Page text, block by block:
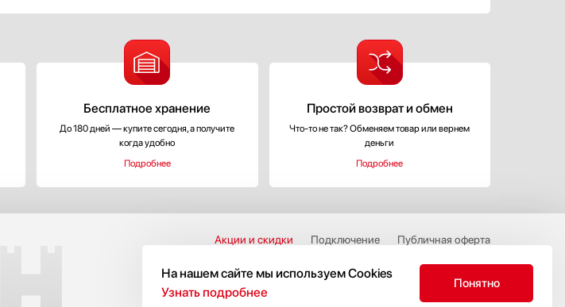
Бесплатное хранение
До 180 дней — купите сегодня, а получите
когда удобно
Подробнее
Простой возврат и обмен
Что-то не так? Обменяем товар или вернем
деньги
Подробнее
Акции и скидки Подключение
Публичная оферта
Сотрудничество
Возврат и обмен
Адрес бутика
На нашем сайте мы используем Cookies
Узнать подробнее
Понятно